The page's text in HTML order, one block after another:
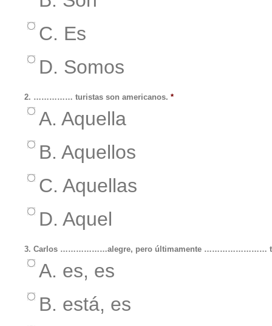
C. Es
D. Somos
2. …………… turistas son americanos. *
A. Aquella
B. Aquellos
C. Aquellas
D. Aquel
3. Carlos ………………alegre, pero últimamente ……………………
A. es, es
B. está, es